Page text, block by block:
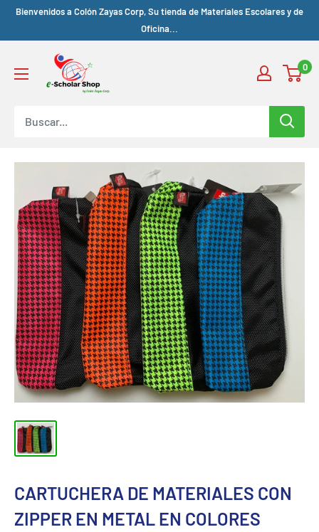
Bienvenidos a Colón Zayas Corp, Su tienda de Materiales Escolares y de
Oficina...
0
CARTUCHERA DE MATERIALES CON
ZIPPER EN METAL EN COLORES